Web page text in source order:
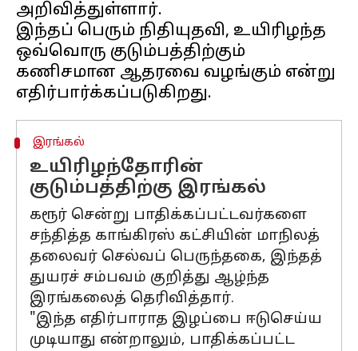
அறிவித்துள்ளார்.
இந்தப் பெரும் நிதியுதவி, உயிரிழந்த
ஒவ்வொரு குடும்பத்திற்கும்
கணிசமான ஆதரவை வழங்கும் என்று
இரங்கல்
உயிரிழந்தோரின்
குடும்பத்திற்கு இரங்கல்
கரூர் சென்று பாதிக்கப்பட்டவர்களை
சந்தித்த காங்கிரஸ் கட்சியின் மாநிலத்
தலைவர் செல்வப் பெருந்தகை, இந்தத்
துயரச் சம்பவம் குறித்து ஆழ்ந்த
இரங்கலைத் தெரிவித்தார்.
"இந்த எதிர்பாராத இழப்பை ஈடுசெய்ய
முடியாது என்றாலும், பாதிக்கப்பட்ட